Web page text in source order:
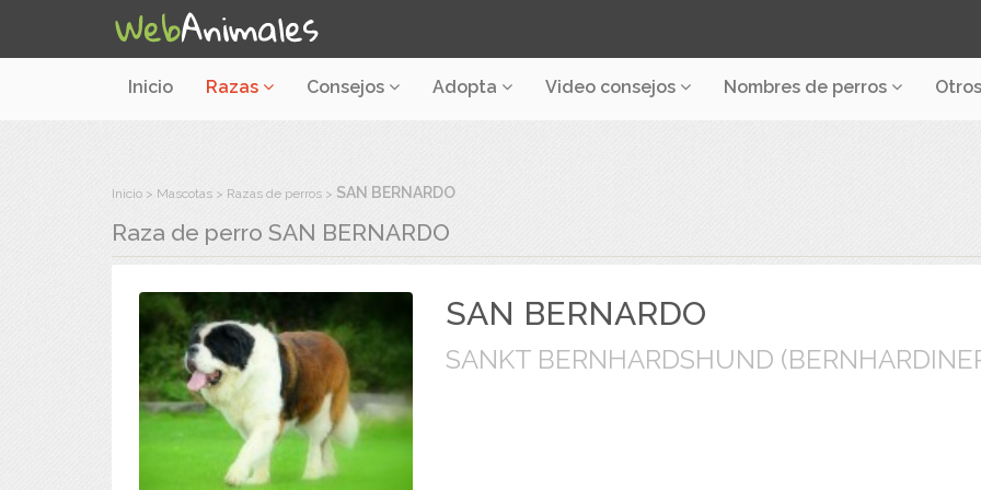
Inicio Razas Consejos Adopta Video consejos Nombres de perros
Inicio Mascotas Razas de perros SAN BERNARDO
Raza de perro SAN BERNARDO
SAN BERNARDO
SANKT BERNHARDSHUND